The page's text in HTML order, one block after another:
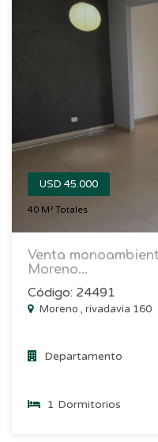
USD 45.000
40 M² Totales
Venta
Moreno...
Código: 24491
Moreno , rivadavia 160
Departamento
1 Dormitorios